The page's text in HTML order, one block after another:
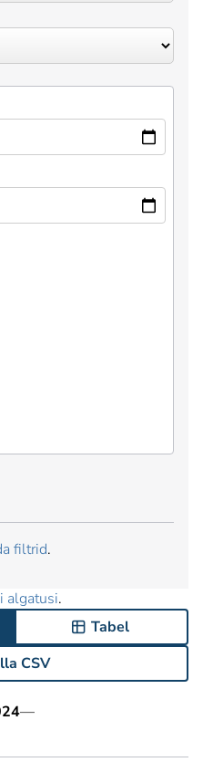
filtrid.
algatusi.
Tabel
CSV
—